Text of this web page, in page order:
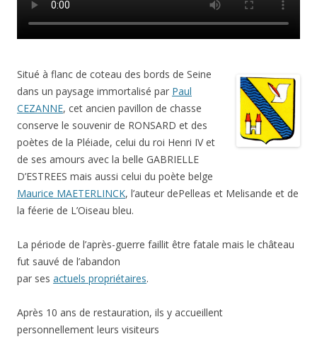
Situé à flanc de coteau des bords de Seine
dans un paysage immortalisé par Paul
CEZANNE, cet ancien pavillon de chasse
conserve le souvenir de RONSARD et des
poètes de la Pléiade, celui du roi Henri IV et
de ses amours avec la belle GABRIELLE
D’ESTREES mais aussi celui du poète belge
Maurice MAETERLINCK, l’auteur dePelleas et Melisande et de
la féerie de L’Oiseau bleu.
La période de l’après-guerre faillit être fatale mais le château
fut sauvé de l’abandon
par ses actuels propriétaires.
Après 10 ans de restauration, ils y accueillent
personnellement leurs visiteurs